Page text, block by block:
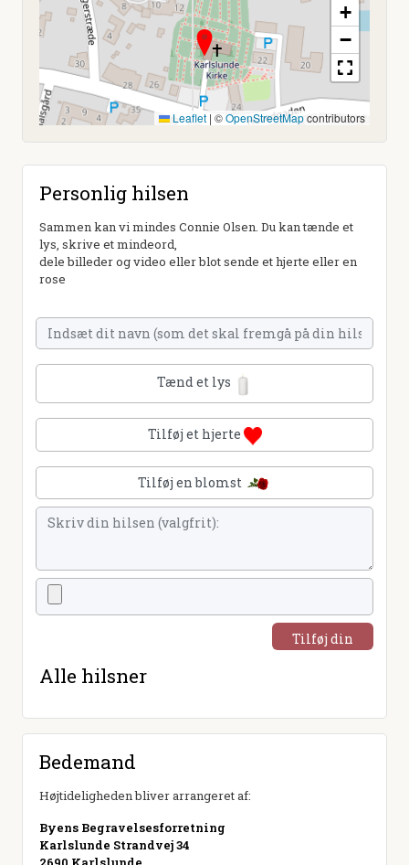
+
−
Leaflet | ©OpenStreetMapcontributors
Personlig hilsen
Sammen kan vi mindes Connie Olsen. Du kan tænde et
lys, skrive et mindeord,
dele billeder og video eller blot sende et hjerte eller en
rose
Tænd et lys
Tilføj et hjerte
Tilføj en blomst
Tilføj din
Alle hilsner
Bedemand
Højtideligheden bliver arrangeret af:
Byens Begravelsesforretning
Karlslunde Strandvej 34